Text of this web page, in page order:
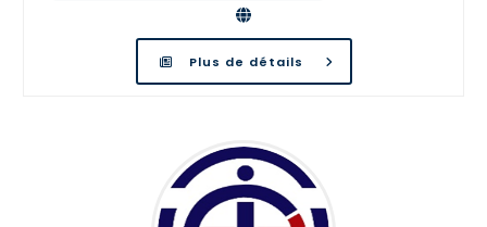
Plus de détails